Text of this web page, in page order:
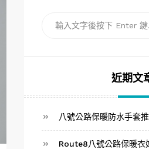
近期文
八號公路保暖防水手套
Route8八號公路保暖衣